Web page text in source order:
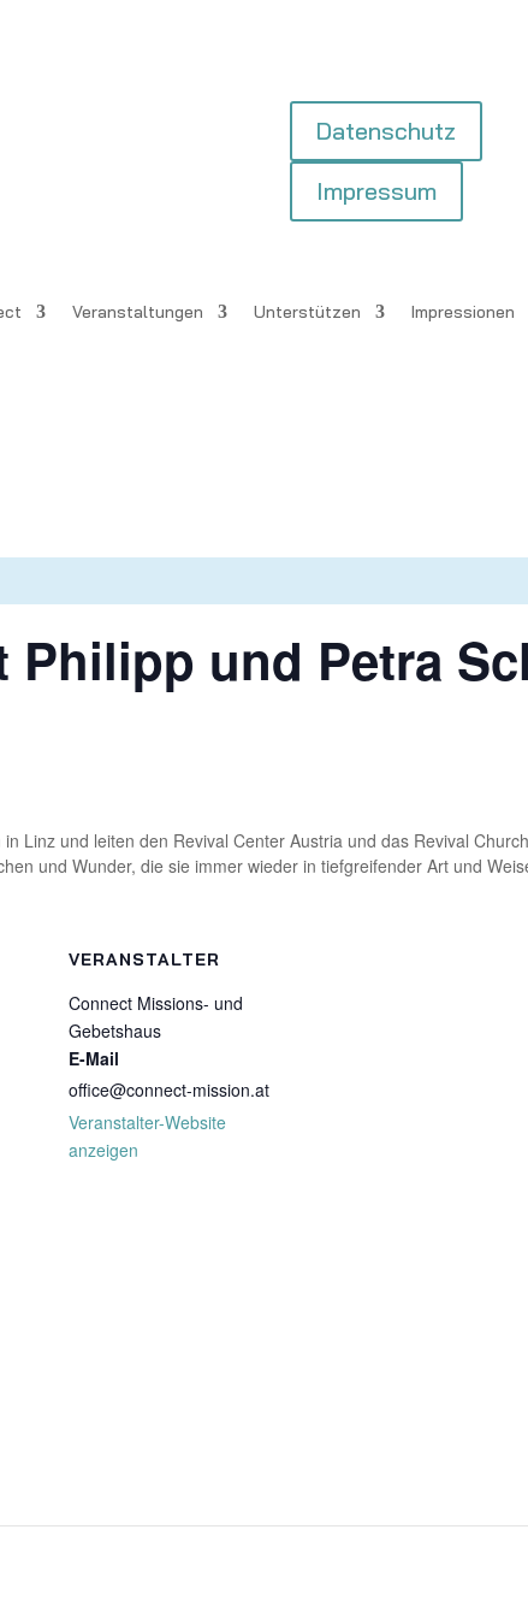
Datenschutz
Impressum
Veranstaltungen Unterstützen Impressionen
Philipp und Petra
Linz und leiten den Revival Center Austria und das Revival
und Wunder, die sie immer wieder in tiefgreifender Art und
VERANSTALTER
Connect Missions- und
Gebetshaus
E-Mail
office@connect-mission.at
Veranstalter-Website
anzeigen